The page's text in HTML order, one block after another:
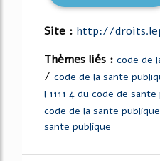
Site : http://
Thèmes liés : code de
/ code de la sante
l 1111 4 du code de
code de la sante publique
sante publique